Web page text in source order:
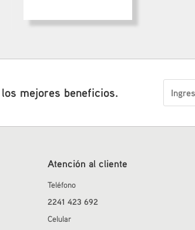
mejores beneficios.
Atención al cliente
Teléfono
2241 423 692
Celular